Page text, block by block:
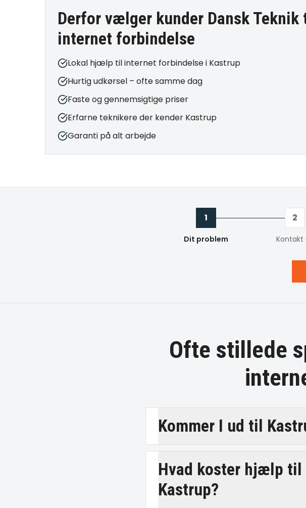
Derfor vælger kunder Dansk Teknik
internet forbindelse
Lokal hjælp til internet forbindelse i Kastrup
Hurtig udkørsel – ofte samme dag
Faste og gennemsigtige priser
Erfarne teknikere der kender Kastrup
Garanti på alt arbejde
1
Dit problem
2
Kontakt
Ofte stillede
Kommer I ud til
Hvad koster hjælp
Kastrup?